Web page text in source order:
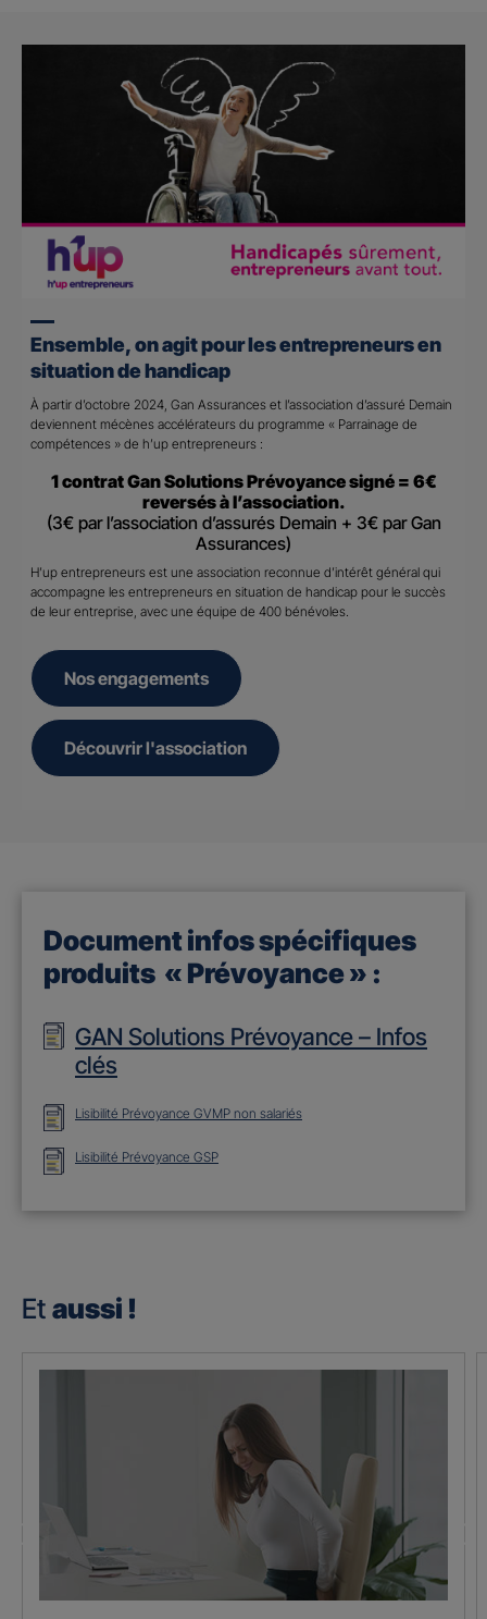
Ensemble, on agit pour les entrepreneurs en
situation de handicap
À partir d’octobre 2024, Gan Assurances et l’association d’assuré Demain
deviennent mécènes accélérateurs du programme « Parrainage de
compétences » de h’up entrepreneurs :
1 contrat Gan Solutions Prévoyance signé = 6€
reversés à l’association.
(3€ par l’association d’assurés Demain + 3€ par Gan
Assurances)
H’up entrepreneurs est une association reconnue d’intérêt général qui
accompagne les entrepreneurs en situation de handicap pour le succès
de leur entreprise, avec une équipe de 400 bénévoles.
Nos engagements
Découvrir l'association
Document infos spécifiques
produits « Prévoyance » :
GAN Solutions Prévoyance – Infos
clés
Lisibilité Prévoyance GVMP non salariés
Lisibilité Prévoyance GSP
Et aussi !